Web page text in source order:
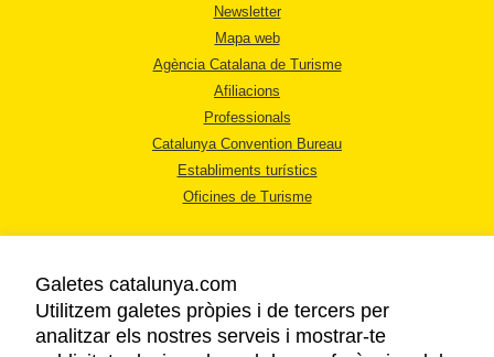
Newsletter
Mapa web
Agència Catalana de Turisme
Afiliacions
Professionals
Catalunya Convention Bureau
Establiments turístics
Oficines de Turisme
AVÍS LEGAL
Galetes catalunya.com
Utilitzem galetes pròpies i de tercers per
analitzar els nostres serveis i mostrar-te